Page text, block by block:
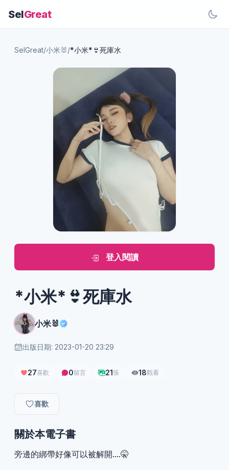
SelGreat
SelGreat/小米🐰/*小米*👙死庫水
登入閱讀
*小米*👙死庫水
小米🐰
出版日期: 2023-01-20 23:29
27喜歡 0留言 21張 18觀看
喜歡
關於本電子書
旁邊的綁帶好像可以被解開....🤫